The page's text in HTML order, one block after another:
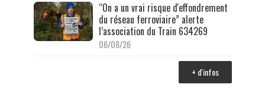
“On a un vrai risque d'effondrement
du réseau ferroviaire” alerte
l’association du Train 634269
06/08/26
+ d'infos